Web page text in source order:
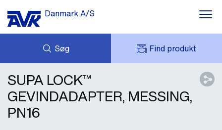
Danmark A/S
Søg Find produkt
NYHEDER
DOWNLOADS
CASES
OM OS
AVK HOLDING (GROUP)
SUPA LOCK™
GEVINDADAPTER, MESSING,
PN16